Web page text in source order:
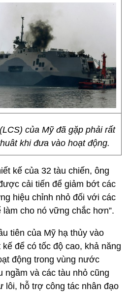
của Mỹ đã gặp phải rất
khi đưa vào hoạt động.
kế của 32 tàu chiến, ông
cải tiến để giảm bớt các
hiệu chỉnh nhỏ đối với các
cho nó vững chắc hơn”.
tiên của Mỹ hạ thủy vào
để có tốc độ cao, khả năng
động trong vùng nước
ngầm và các tàu nhỏ cũng
lôi, hỗ trợ công tác nhân đạo